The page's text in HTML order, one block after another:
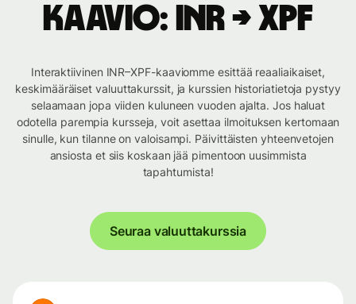
Kaavio: INR → XPF
Interaktiivinen INR–XPF-kaaviomme esittää reaaliaikaiset,
keskimääräiset valuuttakurssit, ja kurssien historiatietoja pystyy
selaamaan jopa viiden kuluneen vuoden ajalta. Jos haluat
odotella parempia kursseja, voit asettaa ilmoituksen kertomaan
sinulle, kun tilanne on valoisampi. Päivittäisten yhteenvetojen
ansiosta et siis koskaan jää pimentoon uusimmista
tapahtumista!
Seuraa valuuttakurssia